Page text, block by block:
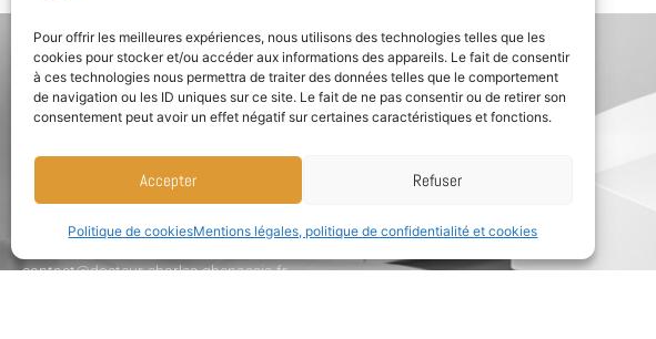
Pour offrir les meilleures expériences, nous utilisons des technologies telles que les
cookies pour stocker et/ou accéder aux informations des appareils. Le fait de consentir
à ces technologies nous permettra de traiter des données telles que le comportement
de navigation ou les ID uniques sur ce site. Le fait de ne pas consentir ou de retirer son
consentement peut avoir un effet négatif sur certaines caractéristiques et fonctions.
Accepter Refuser
Politique de cookiesMentions légales, politique de confidentialité et cookies
Coordonnées
14 Rue Paul Déroulède - 06000 Nice - France
+33 (0)4 97 03 29 99
contact@docteur-charles-ghenassia.fr